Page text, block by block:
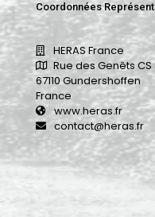
Coordonnées
HERAS France
Rue des Genêts CS
67110 Gundershoffen
France
www.heras.fr
contact@heras.fr